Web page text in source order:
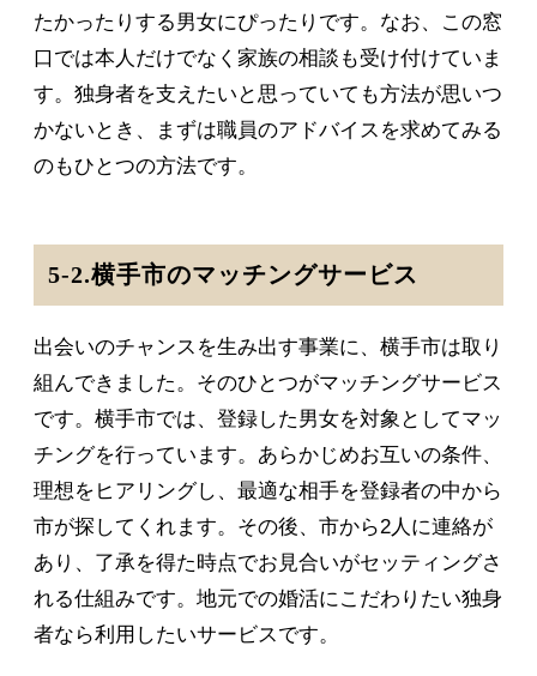
たかったりする男女にぴったりです。なお、この窓
口では本人だけでなく家族の相談も受け付けていま
す。独身者を支えたいと思っていても方法が思いつ
かないとき、まずは職員のアドバイスを求めてみる
のもひとつの方法です。
5-2.横手市のマッチングサービス
出会いのチャンスを生み出す事業に、横手市は取り
組んできました。そのひとつがマッチングサービス
です。横手市では、登録した男女を対象としてマッ
チングを行っています。あらかじめお互いの条件、
理想をヒアリングし、最適な相手を登録者の中から
市が探してくれます。その後、市から2人に連絡が
あり、了承を得た時点でお見合いがセッティングさ
れる仕組みです。地元での婚活にこだわりたい独身
者なら利用したいサービスです。